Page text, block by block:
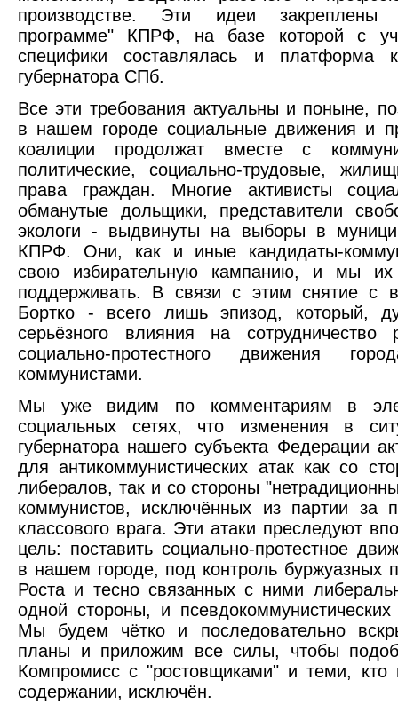
производстве. Эти идеи закреплены
программе" КПРФ, на базе которой с
специфики составлялась и платформа
губернатора СПб.
Все эти требования актуальны и поныне,
в нашем городе социальные движения и
коалиции продолжат вместе с
политические, социально-трудовые,
права граждан. Многие активисты
обманутые дольщики, представители
экологи - выдвинуты на выборы в
КПРФ. Они, как и иные кандидаты-
свою избирательную кампанию, и мы их
поддерживать. В связи с этим снятие с
Бортко - всего лишь эпизод, который,
серьёзного влияния на сотрудничество
социально-протестного движения
коммунистами.
Мы уже видим по комментариям в
социальных сетях, что изменения в
губернатора нашего субъекта Федерации
для антикоммунистических атак как со
либералов, так и со стороны
коммунистов, исключённых из партии за
классового врага. Эти атаки преследуют
цель: поставить социально-протестное
в нашем городе, под контроль буржуазных
Роста и тесно связанных с ними
одной стороны, и псевдокоммунистических
Мы будем чётко и последовательно
планы и приложим все силы, чтобы
Компромисс с "ростовщиками" и теми, кто
содержании, исключён.